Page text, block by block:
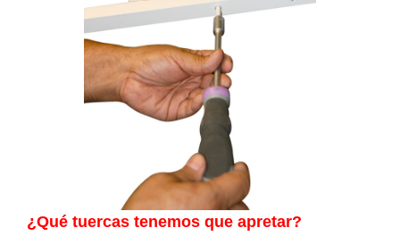
¿Qué tuercas tenemos que apretar?